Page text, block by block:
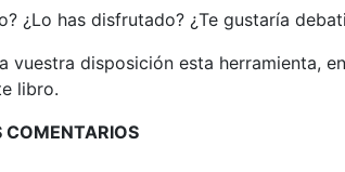
¿Lo has disfrutado? ¿Te gustaría
vuestra disposición esta herramienta,
libro.
COMENTARIOS